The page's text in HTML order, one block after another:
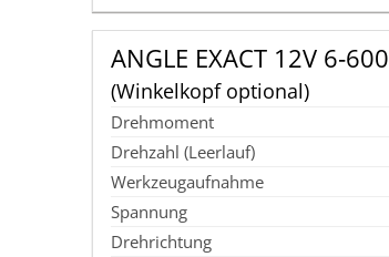
ANGLE EXACT 12V 6‑600
(Winkelkopf optional)